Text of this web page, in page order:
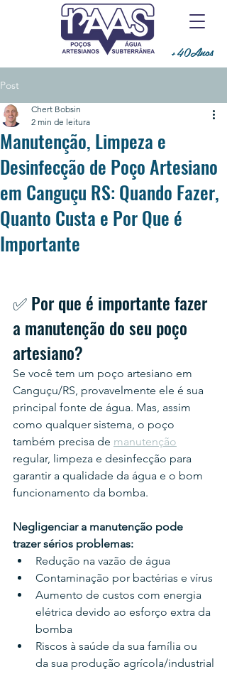
+40Anos
Post
Manutenção, Limpeza e
Desinfecção de Poço Artesiano
em Canguçu RS: Quando Fazer,
Quanto Custa e Por Que é
Importante
Chert Bobsin
2 min de leitura
✅ Por que é importante fazer
a manutenção do seu poço
artesiano?
Se você tem um poço artesiano em
Canguçu/RS, provavelmente ele é sua
principal fonte de água. Mas, assim
como qualquer sistema, o poço
também precisa de manutenção
regular, limpeza e desinfecção para
garantir a qualidade da água e o bom
funcionamento da bomba.
Negligenciar a manutenção pode
trazer sérios problemas:
Redução na vazão de água
Contaminação por bactérias e vírus
Aumento de custos com energia
elétrica devido ao esforço extra da
bomba
Riscos à saúde da sua família ou
da sua produção agrícola/industrial